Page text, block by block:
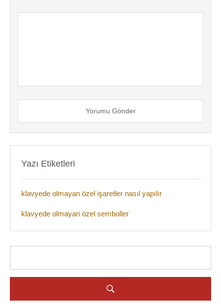
Yorumu Gönder
Yazı Etiketleri
klavyede olmayan özel işaretler nasıl yapılır
klavyede olmayan özel semboller